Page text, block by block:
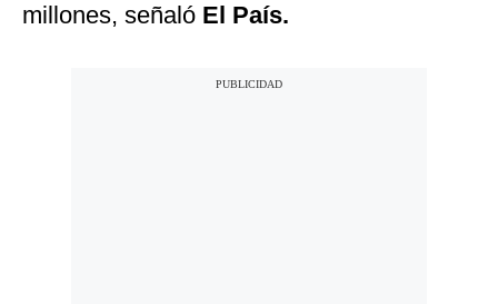
millones, señaló El País.